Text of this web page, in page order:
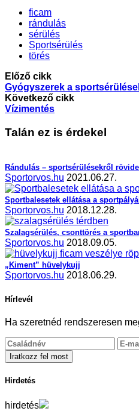
ficam
rándulás
sérülés
Sportsérülés
törés
Előző cikk
Gyógyszerek a
Következő cikk
Vízimentés
Talán ez is érdekel
Rándulás – sportsérülésekről
Sportorvos.hu 2021.06.27.
Sportbalesetek ellátása a
Sportorvos.hu 2018.12.28.
Szalagsérülés, csonttörés a
Sportorvos.hu 2018.09.05.
„Kiment” hüvelykujj
Sportorvos.hu 2018.06.29.
Hírlevél
Ha szeretnéd rendszeresen
Hirdetés
hirdetés